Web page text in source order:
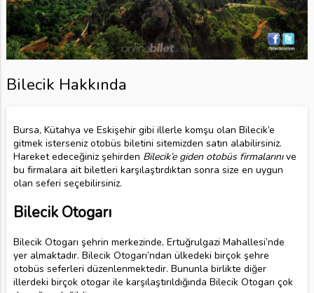
Bilecik Hakkında
Bursa, Kütahya ve Eskişehir gibi illerle komşu olan Bilecik’e
gitmek isterseniz otobüs biletini sitemizden satın alabilirsiniz.
Hareket edeceğiniz şehirden Bilecik’e giden otobüs firmalarınıve
bu firmalara ait biletleri karşılaştırdıktan sonra size en uygun
olan seferi seçebilirsiniz.
Bilecik Otogarı
Bilecik Otogarı şehrin merkezinde, Ertuğrulgazi Mahallesi’nde
yer almaktadır. Bilecik Otogarı’ndan ülkedeki birçok şehre
otobüs seferleri düzenlenmektedir. Bununla birlikte diğer
illerdeki birçok otogar ile karşılaştırıldığında Bilecik Otogarı çok